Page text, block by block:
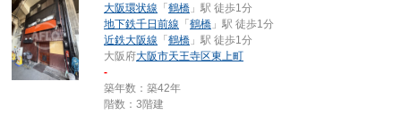
大阪環状線 「鶴橋 」駅 徒歩1分
地下鉄千日前線 「鶴橋 」駅 徒歩1分
近鉄大阪線 「鶴橋 」駅 徒歩1分
大阪府大阪市天王寺区東上町
-
築年数：築42年
階数：3階建